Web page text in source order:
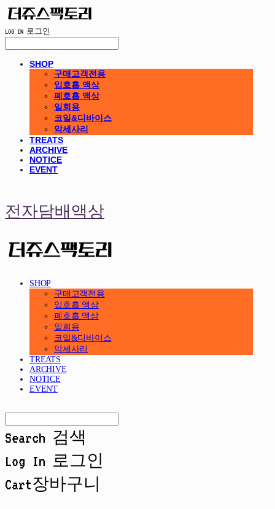
LOG IN 로그인
SHOP
구매고객전용
입호흡 액상
폐호흡 액상
일회용
코일&디바이스
악세사리
TREATS
ARCHIVE
NOTICE
EVENT
전자담배액상
SHOP
구매고객전용
입호흡 액상
폐호흡 액상
일회용
코일&디바이스
악세사리
TREATS
ARCHIVE
NOTICE
EVENT
Search 검색
Log In 로그인
Cart장바구니